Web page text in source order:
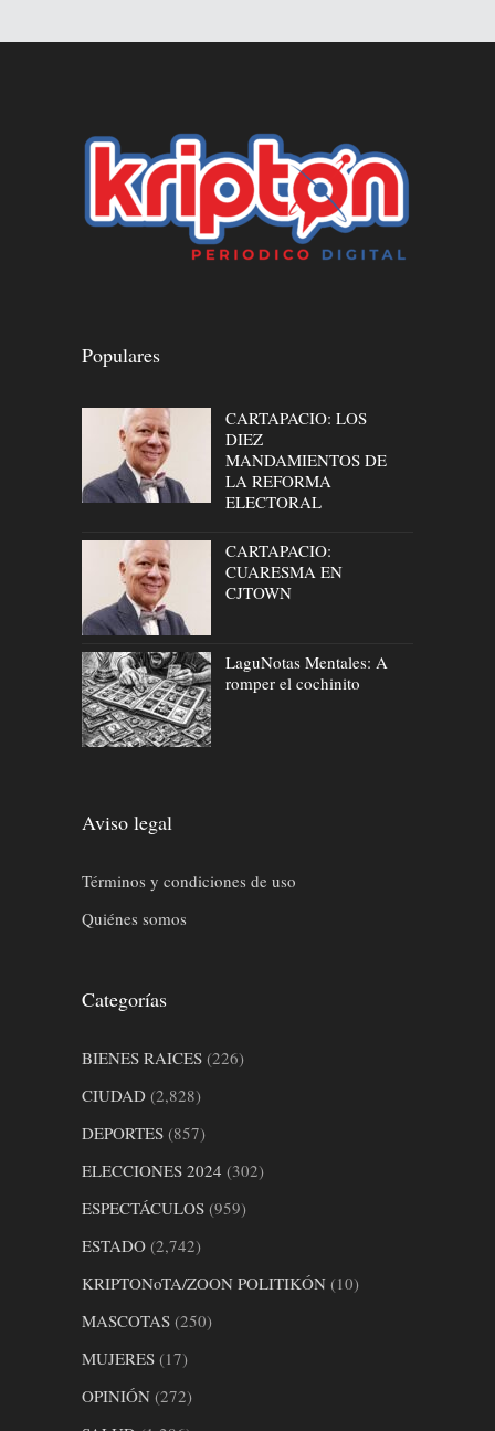
Populares
CARTAPACIO: LOS
DIEZ
MANDAMIENTOS DE
LA REFORMA
ELECTORAL
CARTAPACIO:
CUARESMA EN
CJTOWN
LaguNotas Mentales: A
romper el cochinito
Aviso legal
Términos y condiciones de uso
Quiénes somos
Categorías
BIENES RAICES (226)
CIUDAD (2,828)
DEPORTES (857)
ELECCIONES 2024 (302)
ESPECTÁCULOS (959)
ESTADO (2,742)
KRIPTONoTA/ZOON POLITIKÓN (10)
MASCOTAS (250)
MUJERES (17)
OPINIÓN (272)